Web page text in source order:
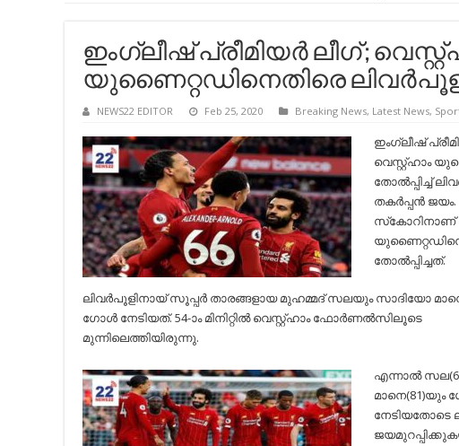
ഇംഗ്ലീഷ് പ്രീമിയര്‍ ലീഗ് ;
യുണൈറ്റഡിനെതിരെ
NEWS22 EDITOR Feb 25, 2020 Breaking News, Latest News,
ഇംഗ്ലീഷ്
വെസ്റ്റ്ഹാം
തോല്‍പ്പിച്ച്‌
തകര്‍പ്പന്‍ ജയം.
സ്‌കോറിനാണ്
തോല്‍പ്പിച്ചത്.
ലിവര്‍പൂളിനായ് സൂപ്പര്‍ താരങ്ങളായ മുഹമ്മദ് സലയും സാദിയോ
ഗോള്‍ നേടിയത്. 54-ാം മിനിറ്റില്‍ വെസ്റ്റ്ഹാം ഫോര്‍ണല്‍സിലൂടെ
മുന്നിലെത്തിയിരുന്നു.
എന്നാല്‍
മാനെ(81)യും
നേടിയതോടെ